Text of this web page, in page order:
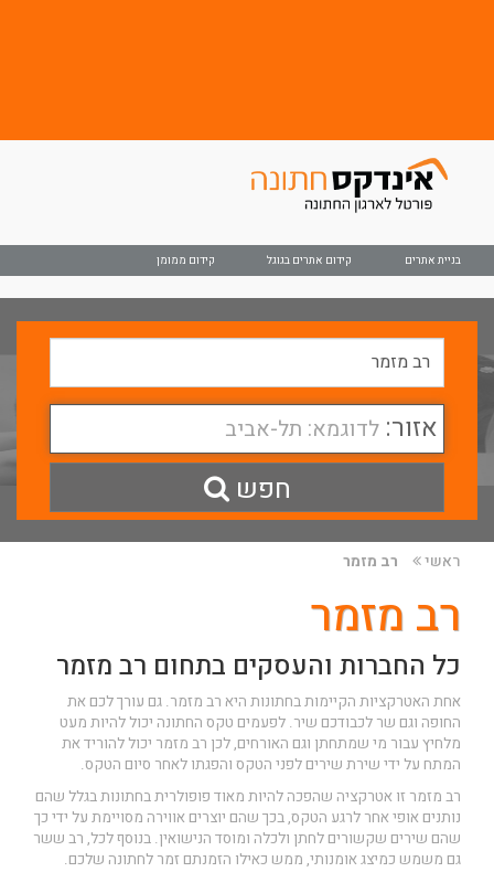
בניית אתרים קידום אתרים בגוגל קידום ממומן
אזור: לדוגמא: תל-אביב
חפש
ראשי רב מזמר
רב מזמר
כל החברות והעסקים בתחום רב מזמר
אחת האטרקציות הקיימות בחתונות היא רב מזמר. גם עורך לכם את
החופה וגם שר לכבודכם שיר. לפעמים טקס החתונה יכול להיות מעט
מלחיץ עבור מי שמתחתן וגם האורחים, לכן רב מזמר יכול להוריד את
המתח על ידי שירת שירים לפני הטקס והפגתו לאחר סיום הטקס.
רב מזמר זו אטרקציה שהפכה להיות מאוד פופולרית בחתונות בגלל שהם
נותנים אופי אחר לרגע הטקס, בכך שהם יוצרים אווירה מסויימת על ידי כך
שהם שירים שקשורים לחתן ולכלה ומוסד הנישואין. בנוסף לכל, רב ששר
גם משמש כמיצג אומנותי, ממש כאילו הזמנתם זמר לחתונה שלכם.